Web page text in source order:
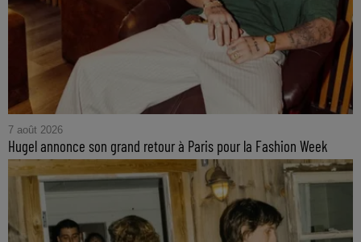
7 août 2026
Hugel annonce son grand retour à Paris pour la Fashion Week